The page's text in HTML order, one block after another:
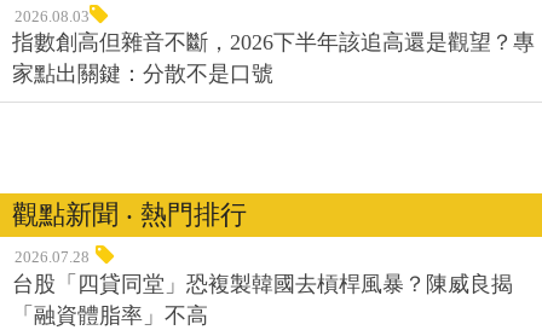
2026.08.03
指數創高但雜音不斷，2026下半年該追高還是觀望？專
家點出關鍵：分散不是口號
觀點新聞 ‧ 熱門排行
2026.07.28
台股「四貸同堂」恐複製韓國去槓桿風暴？陳威良揭
「融資體脂率」不高